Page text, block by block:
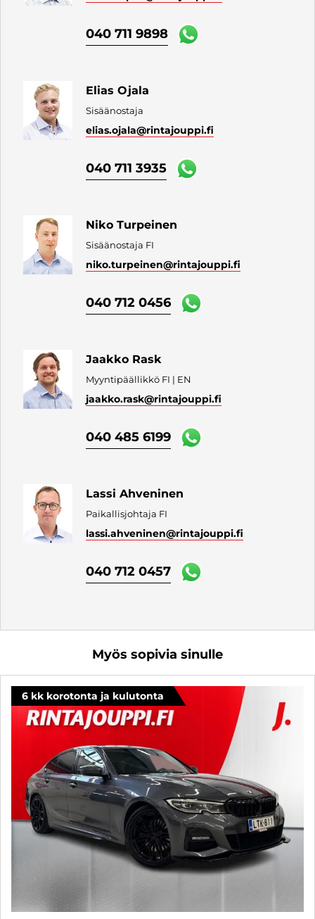
040 711 9898
Elias Ojala
Sisäänostaja
elias.ojala@rintajouppi.fi
040 711 3935
Niko Turpeinen
Sisäänostaja FI
niko.turpeinen@rintajouppi.fi
040 712 0456
Jaakko Rask
Myyntipäällikkö FI | EN
jaakko.rask@rintajouppi.fi
040 485 6199
Lassi Ahveninen
Paikallisjohtaja FI
lassi.ahveninen@rintajouppi.fi
040 712 0457
Myös sopivia sinulle
6 kk korotonta ja kulutonta